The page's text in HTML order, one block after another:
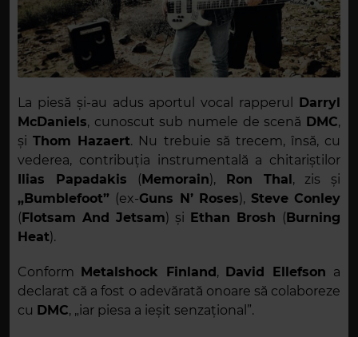
La piesă și-au adus aportul vocal rapperul
Darryl
McDaniels, cunoscut sub numele de scenă DMC,
șiThom Hazaert. Nu trebuie să trecem, însă, cu
vederea, contribuția instrumentală a chitariștilor
Ilias Papadakis ( Memorain), Ron Thal , zis și
„Bumblefoot” (ex-Guns N’ Roses), Steve Conley
( Flotsam And Jetsam) și Ethan Brosh ( Burning
Heat).
Conform Metalshock Finland , David Ellefson a
declarat că a fost o adevărată onoare să colaboreze
cu DMC, „iar piesa a ieșit senzațional”.